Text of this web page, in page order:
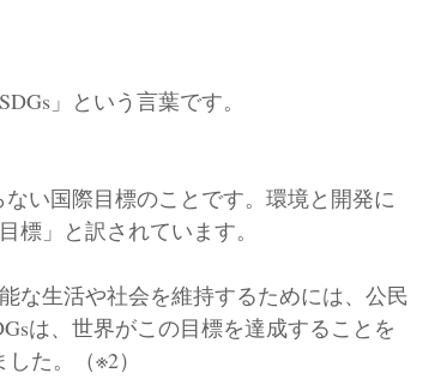
」という言葉です。
い国際目標のことです。環境と開発に
標」と訳されています。
な生活や社会を維持するためには、公民
は、世界がこの目標を達成することを
た。（※2）